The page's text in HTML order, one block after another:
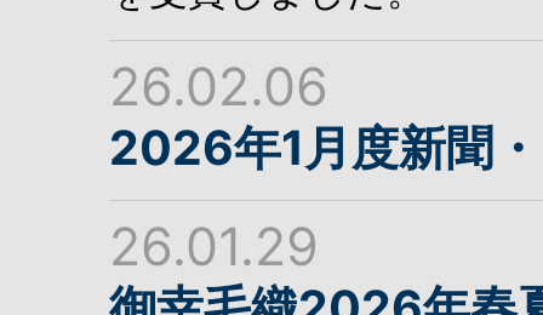
26.02.06
2026年1月度新聞
26.01.29